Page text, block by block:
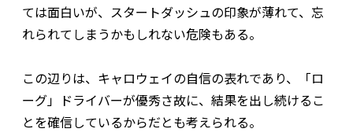
ては面白いが、スタートダッシュの印象が薄れて、忘
れられてしまうかもしれない危険もある。
この辺りは、キャロウェイの自信の表れであり、「ロ
ーグ」ドライバーが優秀さ故に、結果を出し続けるこ
とを確信しているからだとも考えられる。